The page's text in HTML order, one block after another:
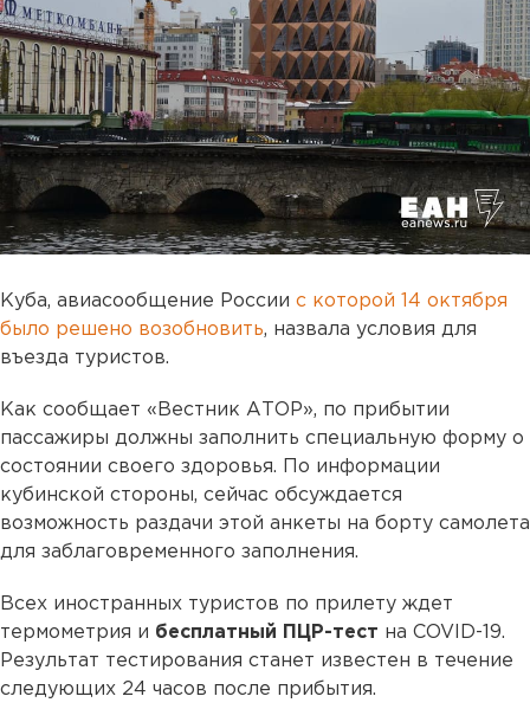
Куба, авиасообщение России с которой 14 октября
было решено возобновить, назвала условия для
въезда туристов.
Как сообщает «Вестник АТОР», по прибытии
пассажиры должны заполнить специальную форму о
состоянии своего здоровья. По информации
кубинской стороны, сейчас обсуждается
возможность раздачи этой анкеты на борту самолета
для заблаговременного заполнения.
Всех иностранных туристов по прилету ждет
термометрия и бесплатный ПЦР-тест на COVID-19.
Результат тестирования станет известен в течение
следующих 24 часов после прибытия.